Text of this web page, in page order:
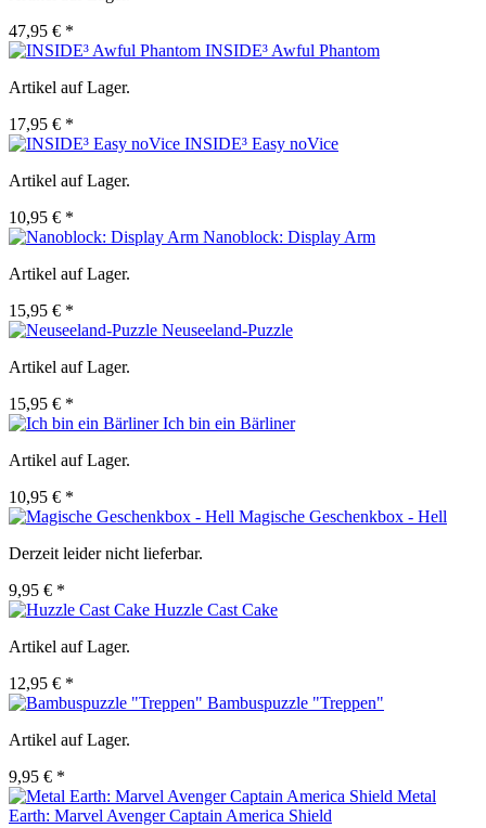
47,95 € *
INSIDE³ Awful Phantom
Artikel auf Lager.
17,95 € *
INSIDE³ Easy noVice
Artikel auf Lager.
10,95 € *
Nanoblock: Display Arm
Artikel auf Lager.
15,95 € *
Neuseeland-Puzzle
Artikel auf Lager.
15,95 € *
Ich bin ein Bärliner
Artikel auf Lager.
10,95 € *
Magische Geschenkbox - Hell
Derzeit leider nicht lieferbar.
9,95 € *
Huzzle Cast Cake
Artikel auf Lager.
12,95 € *
Bambuspuzzle "Treppen"
Artikel auf Lager.
9,95 € *
Metal
Earth: Marvel Avenger Captain America Shield